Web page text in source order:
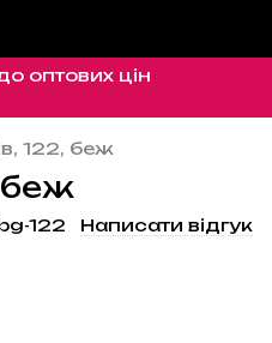
оптових цін
122, беж
беж
122 Написати відгук